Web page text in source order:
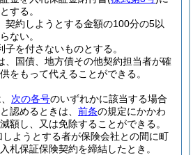
する。
契約しようとする金額の100分の5以
ない。
子を付さないものとする。
、国債、地方債その他契約担当者が確
をもって代えることができる。
次の各号のいずれかに該当する場合
認めるときは、 前条の規定にかかわ
額し、又は免除することができる。
ようとする者が保険会社との間に町
札保証保険契約を締結したとき。